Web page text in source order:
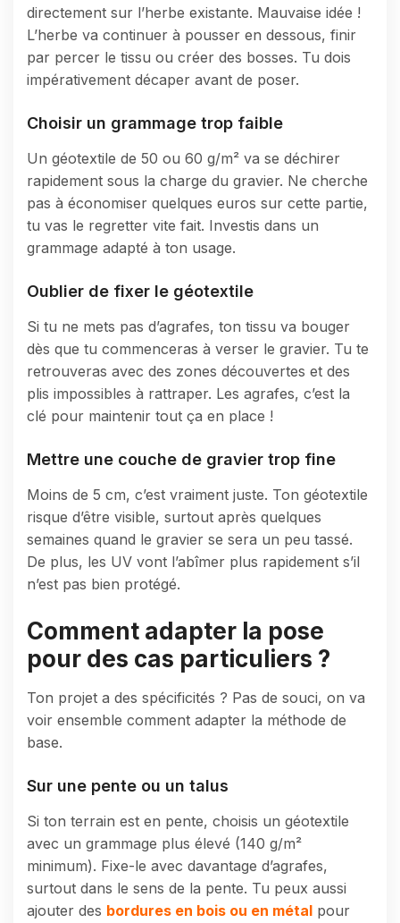
directement sur l’herbe existante. Mauvaise idée !
L’herbe va continuer à pousser en dessous, finir
par percer le tissu ou créer des bosses. Tu dois
impérativement décaper avant de poser.
Choisir un grammage trop faible
Un géotextile de 50 ou 60 g/m² va se déchirer
rapidement sous la charge du gravier. Ne cherche
pas à économiser quelques euros sur cette partie,
tu vas le regretter vite fait. Investis dans un
grammage adapté à ton usage.
Oublier de fixer le géotextile
Si tu ne mets pas d’agrafes, ton tissu va bouger
dès que tu commenceras à verser le gravier. Tu te
retrouveras avec des zones découvertes et des
plis impossibles à rattraper. Les agrafes, c’est la
clé pour maintenir tout ça en place !
Mettre une couche de gravier trop fine
Moins de 5 cm, c’est vraiment juste. Ton géotextile
risque d’être visible, surtout après quelques
semaines quand le gravier se sera un peu tassé.
De plus, les UV vont l’abîmer plus rapidement s’il
n’est pas bien protégé.
Comment adapter la pose
pour des cas particuliers ?
Ton projet a des spécificités ? Pas de souci, on va
voir ensemble comment adapter la méthode de
base.
Sur une pente ou un talus
Si ton terrain est en pente, choisis un géotextile
avec un grammage plus élevé (140 g/m²
minimum). Fixe-le avec davantage d’agrafes,
surtout dans le sens de la pente. Tu peux aussi
ajouter des bordures en bois ou en métal pour